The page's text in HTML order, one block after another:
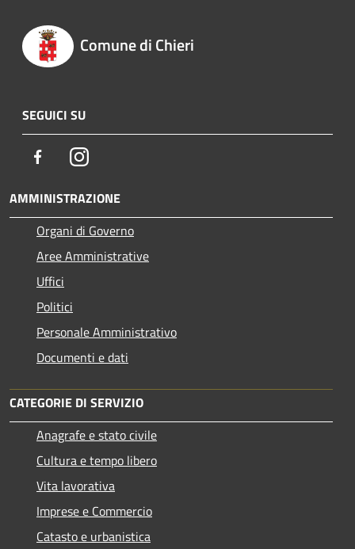
Comune di Chieri
SEGUICI SU
FacebookInstagram
AMMINISTRAZIONE
Organi di Governo
Aree Amministrative
Uffici
Politici
Personale Amministrativo
Documenti e dati
CATEGORIE DI SERVIZIO
Anagrafe e stato civile
Cultura e tempo libero
Vita lavorativa
Imprese e Commercio
Catasto e urbanistica